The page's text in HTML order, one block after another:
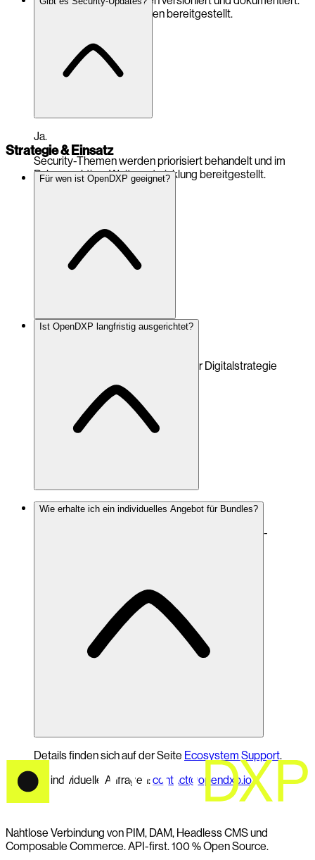
Migrationshinweise werden bereitgestellt.
Ja.
Security-Themen werden priorisiert behandelt und im
Rahmen aktiver Weiterentwicklung bereitgestellt.
Strategie & Einsatz
Für wen ist OpenDXP geeignet?
Agenturen
Unternehmen mit langfristiger Digitalstrategie
Ist OpenDXP langfristig ausgerichtet?
Ja.
Die modulare Architektur, die klare Core/Bundles-
Wie erhalte ich ein individuelles Angebot für Bundles?
Details finden sich auf der Seite Ecosystem Support.
Für individuelle Anfragen:contact@opendxp.io
Nahtlose Verbindung von PIM, DAM, Headless CMS und
Composable Commerce. API-first. 100 % Open Source.